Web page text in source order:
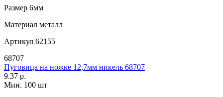
Размер 6мм
Материал металл
Артикул 62155
68707
Пуговица на ножке 12,7мм никель 68707
9.37 р.
Мин. 100 шт